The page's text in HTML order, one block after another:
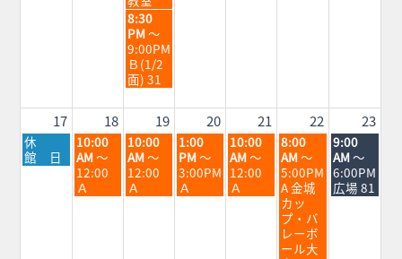
水
曜
日,
8
月
12th
2026
8:30
PM～
9:00PM
Ｂ(1/2
面) 31
17 18 19 20 21 22 23
月
曜
日,
休
館 日
火
曜
日,
8
月
10:00
AM～
12:00
Ａ
水
曜
日,
8
月
10:00
AM～
12:00
Ａ
木
曜
日,
8
月
1:00
PM～
3:00PM
Ａ
金
曜
日,
8
月
10:00
AM～
12:00
Ａ
土
曜
日,
8
月
22nd
2026
8:00
AM～
5:00PM
A 金城
カッ
プ・バ
レーボ
ール大
日
曜
日,
8
月
9:00
AM～
6:00PM
広場 81